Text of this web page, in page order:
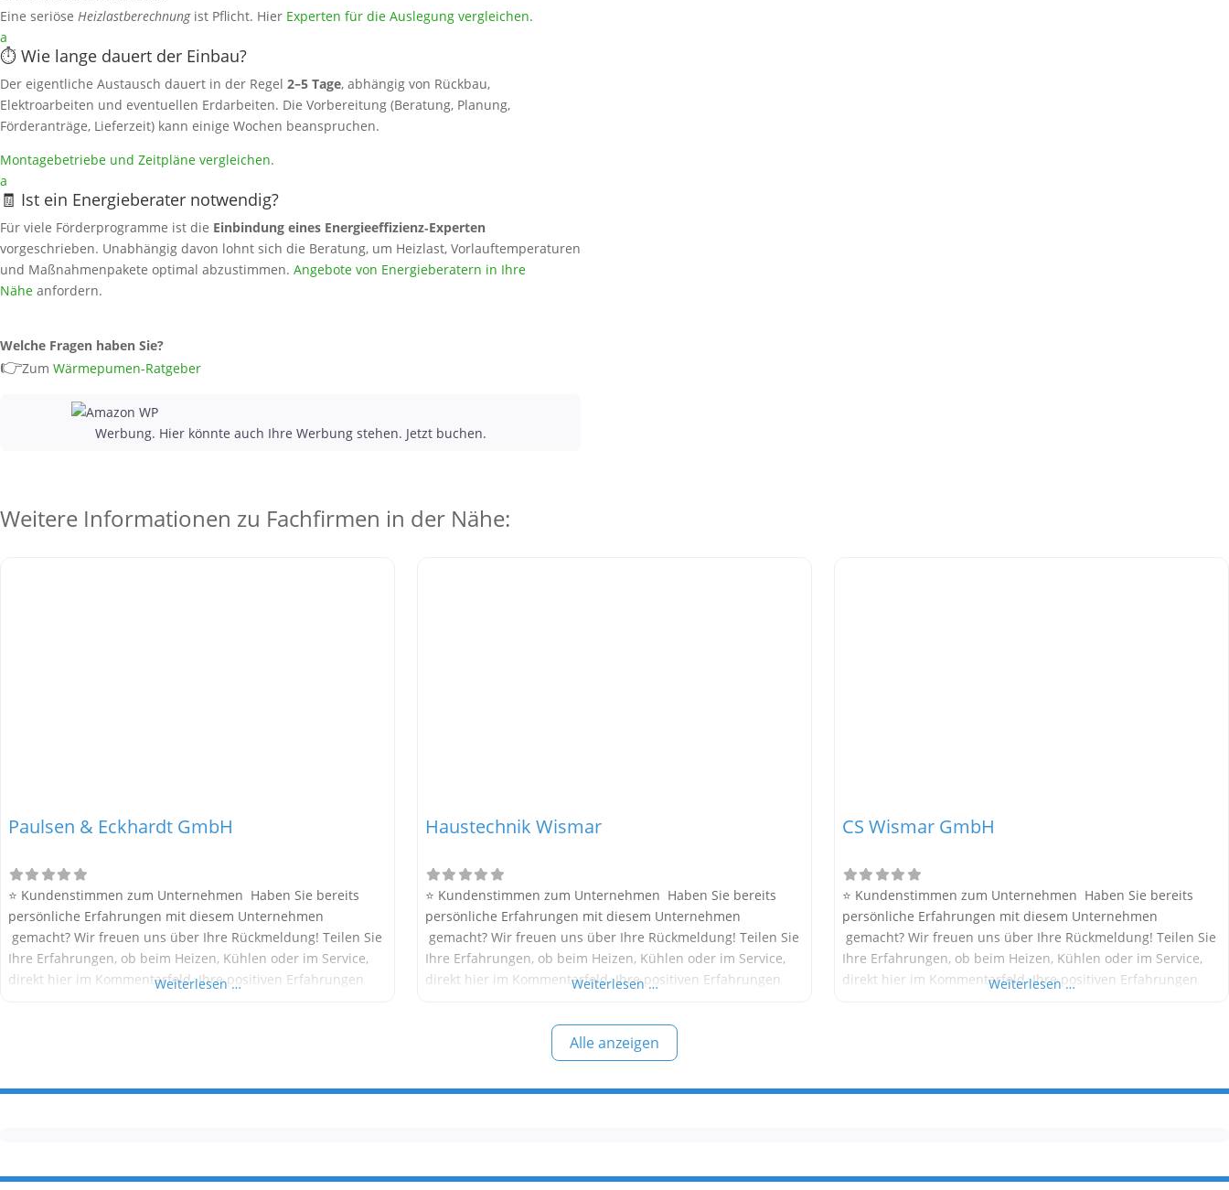
Eine seriöse Heizlastberechnungist Pflicht. Hier Experten für die Auslegung vergleichen.
a
⏱️ Wie lange dauert der Einbau?
Der eigentliche Austausch dauert in der Regel 2–5 Tage, abhängig von Rückbau,
Elektroarbeiten und eventuellen Erdarbeiten. Die Vorbereitung (Beratung, Planung,
Förderanträge, Lieferzeit) kann einige Wochen beanspruchen.
Montagebetriebe und Zeitpläne vergleichen.
a
🧾 Ist ein Energieberater notwendig?
Für viele Förderprogramme ist die Einbindung eines Energieeffizienz‑Experten
vorgeschrieben. Unabhängig davon lohnt sich die Beratung, um Heizlast, Vorlauftemperaturen
und Maßnahmenpakete optimal abzustimmen. Angebote von Energieberatern in Ihre
Nähe anfordern.
Welche Fragen haben Sie?
👉Zum Wärmepumen-Ratgeber
Werbung. Hier könnte auch Ihre Werbung stehen. Jetzt buchen.
Weitere Informationen zu Fachfirmen in der Nähe:
Paulsen & Eckhardt GmbH
⭐ Kundenstimmen zum Unternehmen Haben Sie bereits
persönliche Erfahrungen mit diesem Unternehmen
gemacht? Wir freuen uns über Ihre Rückmeldung! Teilen Sie
Ihre Erfahrungen, ob beim Heizen, Kühlen oder im Service,
direkt hier im Kommentarfeld. Ihre positiven Erfahrungen
Weiterlesen …
Haustechnik Wismar
⭐ Kundenstimmen zum Unternehmen Haben Sie bereits
persönliche Erfahrungen mit diesem Unternehmen
gemacht? Wir freuen uns über Ihre Rückmeldung! Teilen Sie
Ihre Erfahrungen, ob beim Heizen, Kühlen oder im Service,
direkt hier im Kommentarfeld. Ihre positiven Erfahrungen
Sollten Sie eine kritische Meinung äußern, so geben Sie diese
bitte mit konkreten Details an und bleiben
Weiterlesen …
CS Wismar GmbH
⭐ Kundenstimmen zum Unternehmen Haben Sie bereits
persönliche Erfahrungen mit diesem Unternehmen
gemacht? Wir freuen uns über Ihre Rückmeldung! Teilen Sie
Ihre Erfahrungen, ob beim Heizen, Kühlen oder im Service,
direkt hier im Kommentarfeld. Ihre positiven Erfahrungen
Weiterlesen …
Alle anzeigen